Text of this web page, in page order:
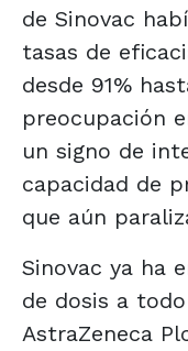
de Sinovac
tasas de
desde 91%
preocupación
un signo de
capacidad de
que aún
Sinovac ya ha
de dosis a
AstraZeneca